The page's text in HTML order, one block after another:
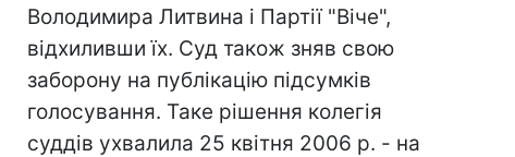
Володимира Литвина і Партії "Віче",
відхиливши їх. Суд також зняв свою
заборону на публікацію підсумків
голосування. Таке рішення колегія
суддів ухвалила 25 квітня 2006 р. - на